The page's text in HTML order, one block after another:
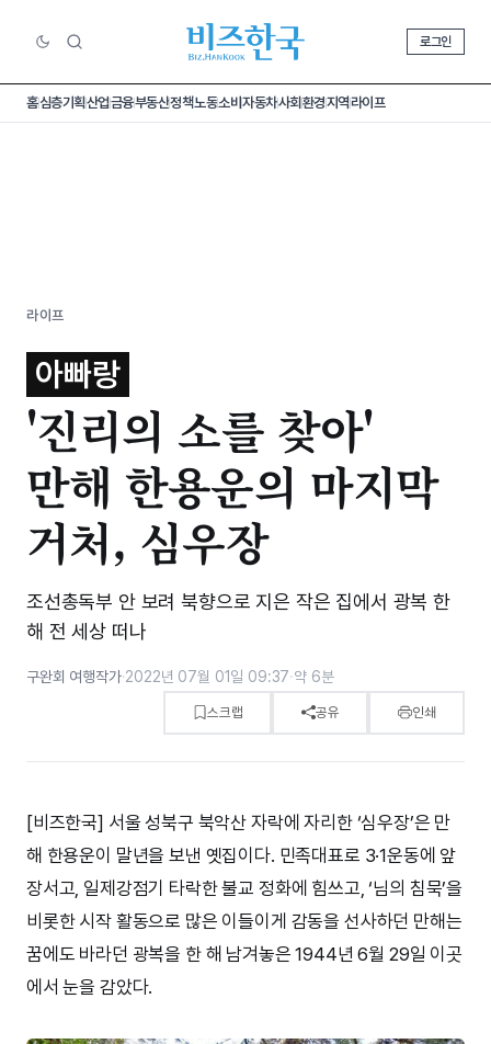
로그인
홈심층기획산업금융부동산정책노동소비 자동차사회환경지역라이프
라이프
아빠랑
'진리의 소를 찾아'
만해 한용운의 마지막
거처, 심우장
조선총독부 안 보려 북향으로 지은 작은 집에서 광복 한
해 전 세상 떠나
구완회 여행작가·2022년 07월 01일 09:37·약 6분
스크랩 공유 인쇄
[비즈한국] 서울 성북구 북악산 자락에 자리한 ‘심우장’은 만
해 한용운이 말년을 보낸 옛집이다. 민족대표로 3·1운동에 앞
장서고, 일제강점기 타락한 불교 정화에 힘쓰고, ‘님의 침묵’을
비롯한 시작 활동으로 많은 이들이게 감동을 선사하던 만해는
꿈에도 바라던 광복을 한 해 남겨놓은 1944년 6월 29일 이곳
에서 눈을 감았다.